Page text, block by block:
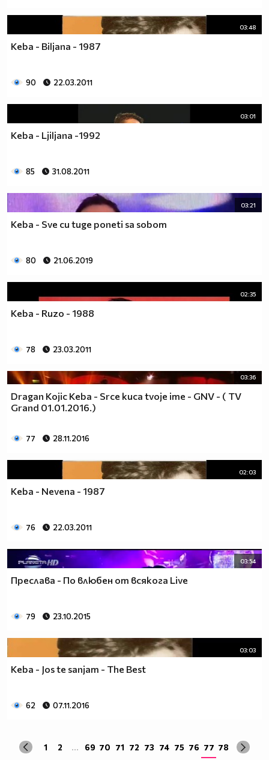
03:48
Keba - Biljana - 1987
90 22.03.2011
03:01
Keba - Ljiljana -1992
85 31.08.2011
03:21
Keba - Sve cu tuge poneti sa sobom
80 21.06.2019
02:35
Keba - Ruzo - 1988
78 23.03.2011
03:36
Dragan Kojic Keba - Srce kuca tvoje ime - GNV - ( TV
Grand 01.01.2016.)
77 28.11.2016
02:03
Keba - Nevena - 1987
76 22.03.2011
03:54
Преслава - По влюбен от всякога Live
79 23.10.2015
03:03
Keba - Jos te sanjam - The Best
62 07.11.2016
1 2 ... 69 70 71 72 73 74 75 76 77 78